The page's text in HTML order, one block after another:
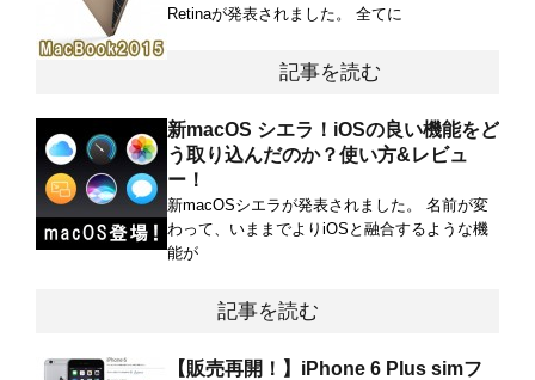
Retinaが発表されました。 全てに
記事を読む
新macOS シエラ！iOSの良い機能をど
う取り込んだのか？使い方&レビュ
ー！
新macOSシエラが発表されました。 名前が変
わって、いままでよりiOSと融合するような機
能が
記事を読む
【販売再開！】iPhone 6 Plus simフ